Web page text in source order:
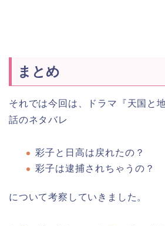
まとめ
それでは今回は、ドラマ『天国と
話のネタバレ
彩子と日高は戻れたの？
彩子は逮捕されちゃうの？
について考察していきました。